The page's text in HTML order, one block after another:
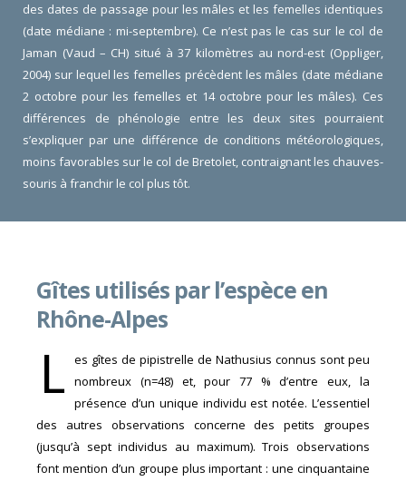
des dates de passage pour les mâles et les femelles identiques
(date médiane : mi-septembre). Ce n’est pas le cas sur le col de
Jaman (Vaud – CH) situé à 37 kilomètres au nord-est (Oppliger,
2004) sur lequel les femelles précèdent les mâles (date médiane
2 octobre pour les femelles et 14 octobre pour les mâles). Ces
différences de phénologie entre les deux sites pourraient
s’expliquer par une différence de conditions météorologiques,
moins favorables sur le col de Bretolet, contraignant les chauves-
souris à franchir le col plus tôt.
Gîtes utilisés par l’espèce en
Rhône-Alpes
L
es gîtes de pipistrelle de Nathusius connus sont peu
nombreux (n=48) et, pour 77 % d’entre eux, la
présence d’un unique individu est notée. L’essentiel
des autres observations concerne des petits groupes
(jusqu’à sept individus au maximum). Trois observations
font mention d’un groupe plus important : une cinquantaine